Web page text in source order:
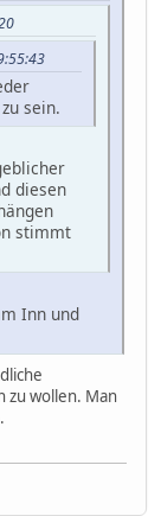
sein.
diesen
stimmt
Inn und
zu wollen. Man